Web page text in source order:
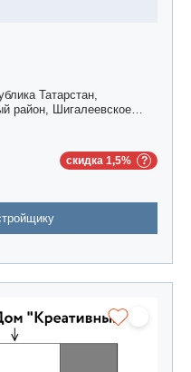
Татарстан,
район, Шигалеевское
«Усадьба
скидка 1,5%